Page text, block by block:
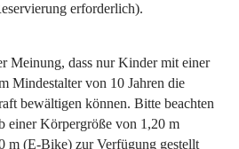
erforderlich).
Meinung, dass nur Kinder mit einer
Mindestalter von 10 Jahren die
bewältigen können. Bitte beachten
einer Körpergröße von 1,20 m
m (E-Bike) zur Verfügung gestellt